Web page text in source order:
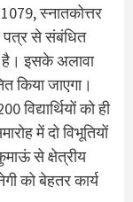
स्नातकोत्तर
पत्र से संबंधित
है। इसके अलावा
किया जाएगा।
को ही
में दो विभूतियों
से क्षेत्रीय
को बेहतर कार्य